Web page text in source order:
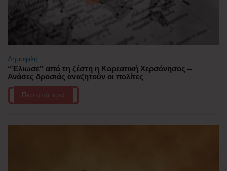
Δημοφιλή
“Έλιωσε” από τη ζέστη η Κορεατική Χερσόνησος –
Ανάσες δροσιάς αναζητούν οι πολίτες
Περισσότερα